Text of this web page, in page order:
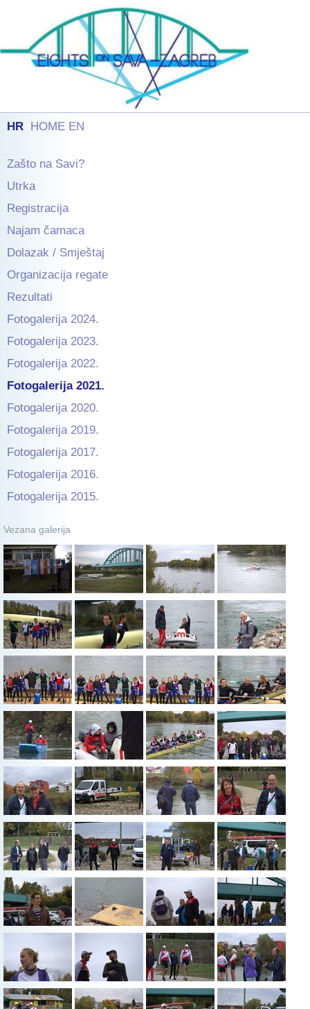
HR HOME EN
Zašto na Savi?
Utrka
Registracija
Najam čamaca
Dolazak / Smještaj
Organizacija regate
Rezultati
Fotogalerija 2024.
Fotogalerija 2023.
Fotogalerija 2022.
Fotogalerija 2021.
Fotogalerija 2020.
Fotogalerija 2019.
Fotogalerija 2017.
Fotogalerija 2016.
Fotogalerija 2015.
Vezana galerija